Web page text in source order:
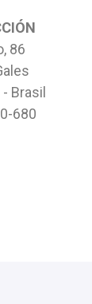
86
Brasil
680